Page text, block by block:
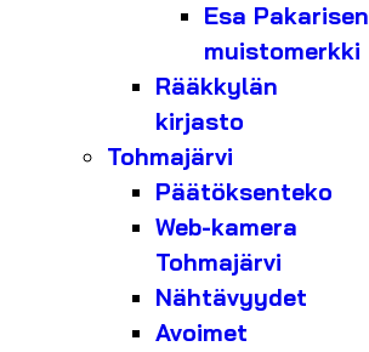
Esa Pakarisen
muistomerkki
Rääkkylän
kirjasto
Tohmajärvi
Päätöksenteko
Web-kamera
Tohmajärvi
Nähtävyydet
Avoimet